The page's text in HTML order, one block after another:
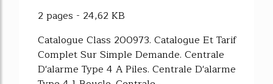
2 pages - 24,62 KB
Catalogue Class 200973. Catalogue Et Tarif
Complet Sur Simple Demande. Centrale
D'alarme Type 4 A Piles. Centrale D'alarme